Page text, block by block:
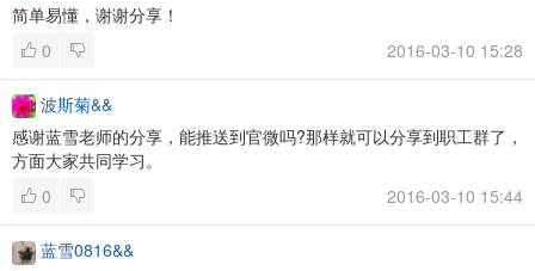
简单易懂，谢谢分享！
0
2016-03-10 15:28
波斯菊&&
感谢蓝雪老师的分享，能推送到官微吗?那样就可以分享到职工群了，
方面大家共同学习。
0
2016-03-10 15:44
蓝雪0816&&